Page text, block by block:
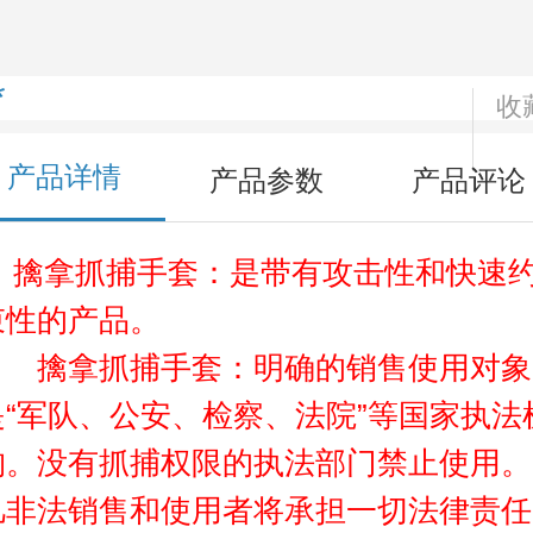
收
产品详情 产品参数 产品评论
擒拿抓捕手套：是带有攻击性和快速
的产品。
拿抓捕手套：明确的销售使用对象
军队、公安、检察、法院”等国家执法
没有抓捕权限的执法部门禁止使用。
法销售和使用者将承担一切法律责任